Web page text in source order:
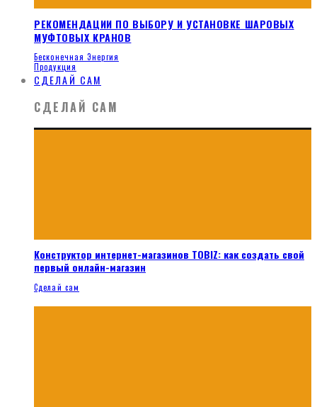
РЕКОМЕНДАЦИИ ПО ВЫБОРУ И УСТАНОВКЕ ШАРОВЫХ
МУФТОВЫХ КРАНОВ
Бесконечная Энергия
Продукция
СДЕЛАЙ САМ
СДЕЛАЙ САМ
Конструктор интернет-магазинов TOBIZ: как создать свой
первый онлайн-магазин
Сделай сам